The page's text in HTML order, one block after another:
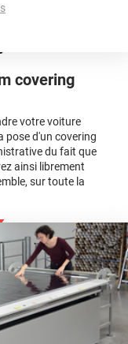
covering
votre voiture
pose d'un covering
du fait que
ainsi librement
sur toute la
en passant par le
conseillers
pour la garder en